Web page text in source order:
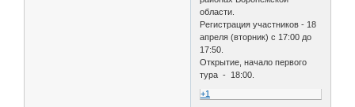
области.
Регистрация участников - 18
апреля (вторник) с 17:00 до
17:50.
Открытие, начало первого
тура - 18:00.
+1